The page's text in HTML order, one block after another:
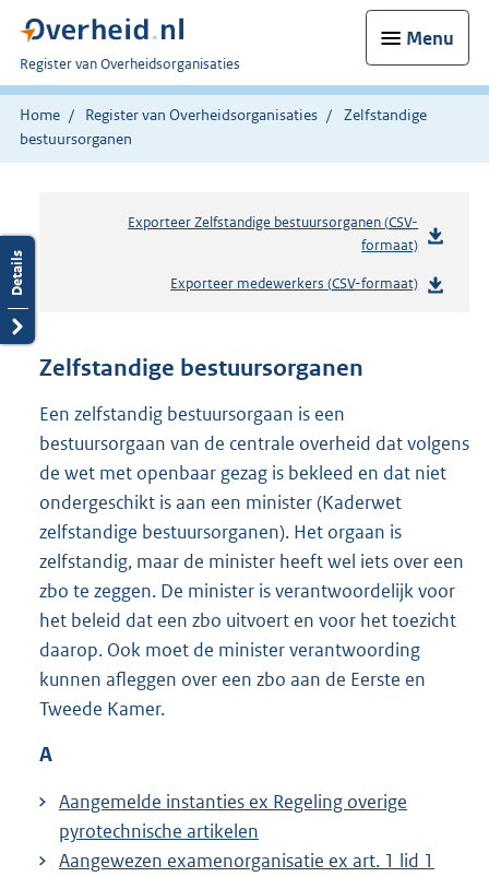
Menu
U
bent
nu
hier:
Register van Overheidsorganisaties
Home Register van Overheidsorganisaties
Zelfstandige
bestuursorganen
Exporteer Zelfstandige bestuursorganen (CSV-
formaat)
Exporteer medewerkers (CSV-formaat)
Zelfstandige bestuursorganen
Een zelfstandig bestuursorgaan is een
bestuursorgaan van de centrale overheid dat volgens
de wet met openbaar gezag is bekleed en dat niet
ondergeschikt is aan een minister (Kaderwet
zelfstandige bestuursorganen). Het orgaan is
zelfstandig, maar de minister heeft wel iets over een
zbo te zeggen. De minister is verantwoordelijk voor
het beleid dat een zbo uitvoert en voor het toezicht
daarop. Ook moet de minister verantwoording
kunnen afleggen over een zbo aan de Eerste en
Tweede Kamer.
A
Aangemelde instanties ex Regeling overige
pyrotechnische artikelen
Aangewezen examenorganisatie ex art. 1 lid 1